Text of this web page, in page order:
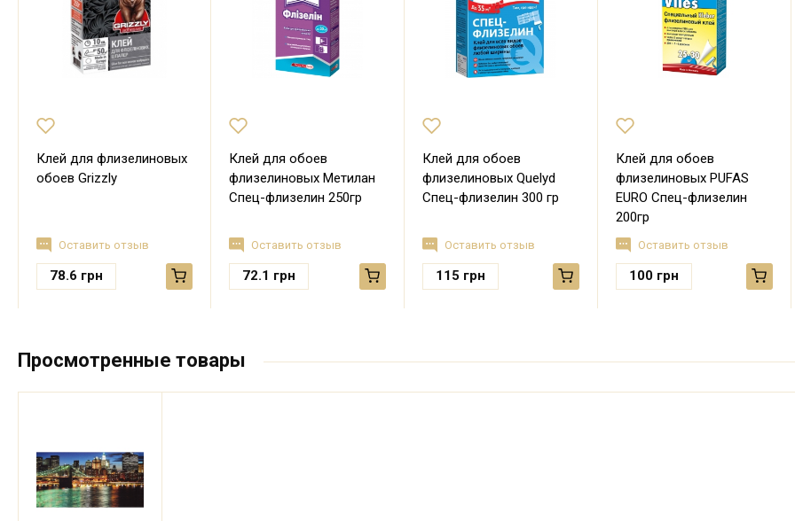
Клей для флизелиновых
обоев Grizzly
Оставить отзыв
78.6 грн
Клей для обоев
флизелиновых Метилан
Спец-флизелин 250гр
Оставить отзыв
72.1 грн
Клей для обоев
флизелиновых Quelyd
Спец-флизелин 300 гр
Оставить отзыв
115 грн
Клей для обоев
флизелиновых PUFAS
EURO Спец-флизелин
200гр
Оставить отзыв
100 грн
Просмотренные товары